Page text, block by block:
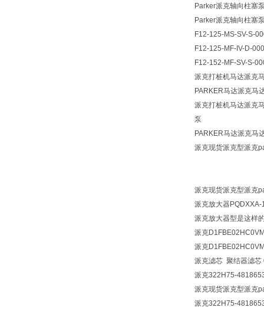
Parker派克轴向柱塞
Parker派克轴向柱塞
F12-125-MS-SV-S-
F12-125-MF-IV-D-
F12-152-MF-SV-S-
派克打桩机马达派克
PARKER马达派克马
派克打桩机马达派克
泵
PARKER马达派克马
派克现货派克型派克
派克现货派克型派克
派克放大器PQDXXA-
派克放大器型是这样
派克
派克
派克滤芯 聚结器滤
派克322H75-
派克现货派克型派克
派克322H75-